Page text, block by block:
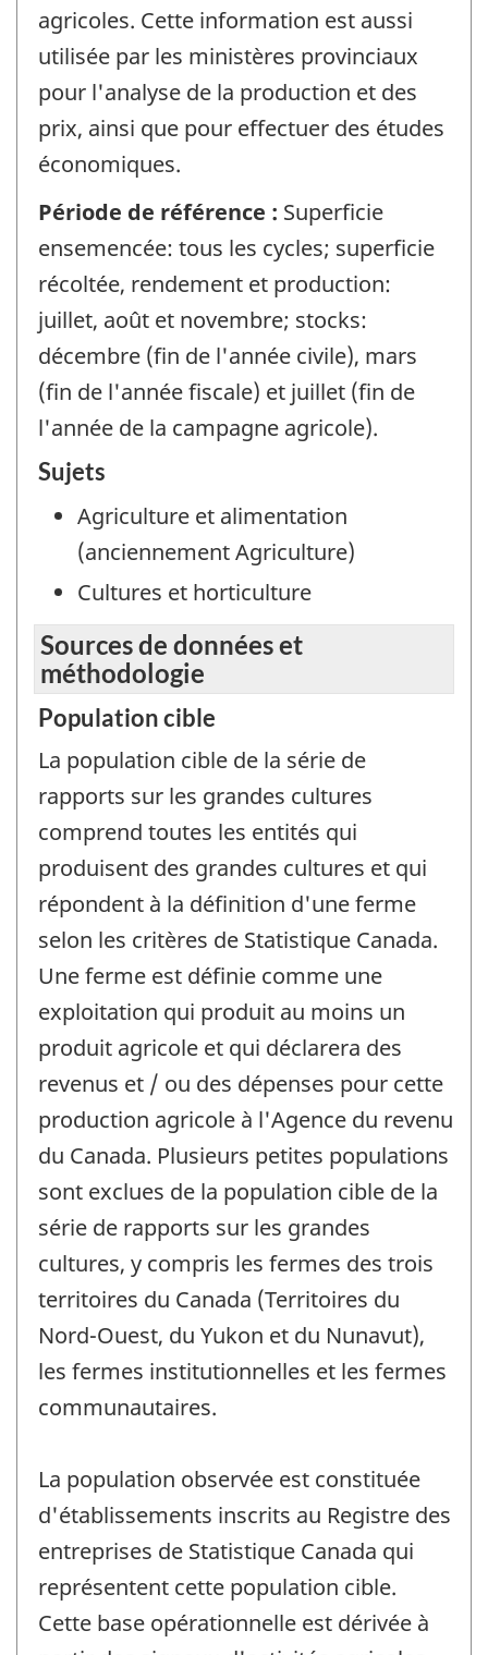
agricoles. Cette information est aussi
utilisée par les ministères provinciaux
pour l'analyse de la production et des
prix, ainsi que pour effectuer des études
économiques.
Période de référence : Superficie
ensemencée: tous les cycles; superficie
récoltée, rendement et production:
juillet, août et novembre; stocks:
décembre (fin de l'année civile), mars
(fin de l'année fiscale) et juillet (fin de
l'année de la campagne agricole).
Sujets
Agriculture et alimentation
(anciennement Agriculture)
Cultures et horticulture
Sources de données et
méthodologie
Population cible
La population cible de la série de
rapports sur les grandes cultures
comprend toutes les entités qui
produisent des grandes cultures et qui
répondent à la définition d'une ferme
selon les critères de Statistique Canada.
Une ferme est définie comme une
exploitation qui produit au moins un
produit agricole et qui déclarera des
revenus et / ou des dépenses pour cette
production agricole à l'Agence du revenu
du Canada. Plusieurs petites populations
sont exclues de la population cible de la
série de rapports sur les grandes
cultures, y compris les fermes des trois
territoires du Canada (Territoires du
Nord-Ouest, du Yukon et du Nunavut),
les fermes institutionnelles et les fermes
communautaires.
La population observée est constituée
d'établissements inscrits au Registre des
entreprises de Statistique Canada qui
représentent cette population cible.
Cette base opérationnelle est dérivée à